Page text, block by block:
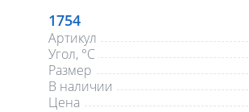
1754
Артикул
Угол, °С
Размер
В наличии
Цена